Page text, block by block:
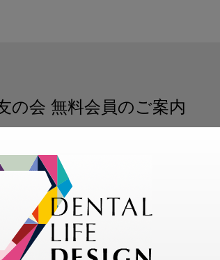
の会 無料会員のご案内
イフデザインをもっと便利にご利用い
メリット